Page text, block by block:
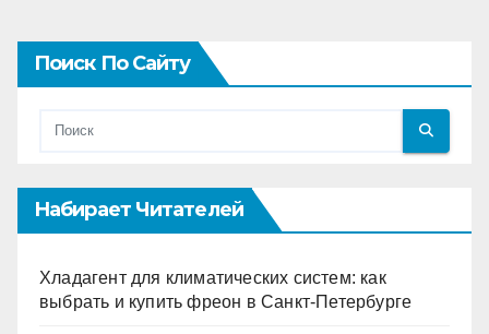
Поиск По Сайту
Набирает Читателей
Хладагент для климатических систем: как
выбрать и купить фреон в Санкт-Петербурге